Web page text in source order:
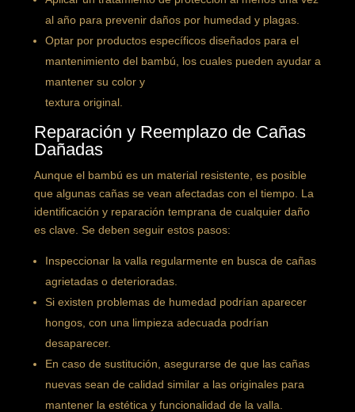
al año para prevenir daños por humedad y plagas.
Optar por productos específicos diseñados para el
mantenimiento del bambú, los cuales pueden ayudar a
mantener su color y
textura original.
Reparación y Reemplazo de Cañas
Dañadas
Aunque el bambú es un material resistente, es posible
que algunas cañas se vean afectadas con el tiempo. La
identificación y reparación temprana de cualquier daño
es clave. Se deben seguir estos pasos:
Inspeccionar la valla regularmente en busca de cañas
agrietadas o deterioradas.
Si existen problemas de humedad podrían aparecer
hongos, con una limpieza adecuada podrían
desaparecer.
En caso de sustitución, asegurarse de que las cañas
nuevas sean de calidad similar a las originales para
mantener la estética y funcionalidad de la valla.